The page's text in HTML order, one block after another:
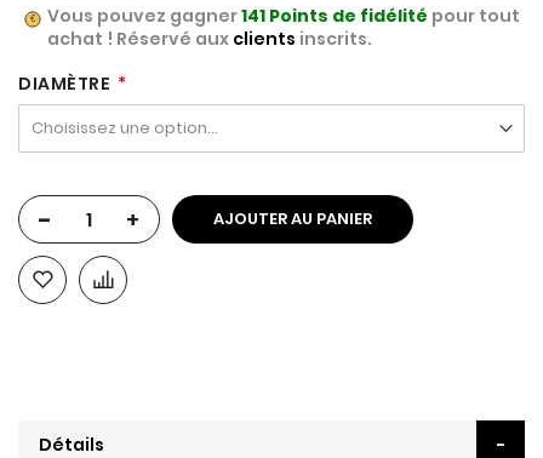
Vous pouvez gagner141 Points de fidélité pour tout
achat ! Réservé aux clients inscrits.
DIAMÈTRE
- + AJOUTER AU PANIER
Détails